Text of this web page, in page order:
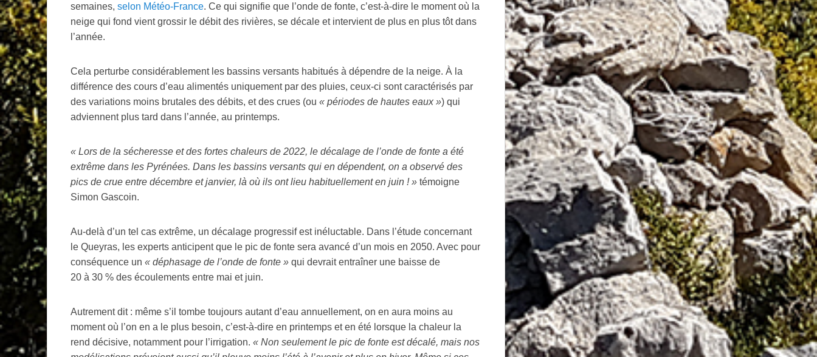
semaines, selon Météo-France. Ce qui signifie que l’onde de fonte, c’est-à-dire le moment où la
neige qui fond vient grossir le débit des rivières, se décale et intervient de plus en plus tôt dans
l’année.
Cela perturbe considérablement les bassins versants habitués à dépendre de la neige. À la
différence des cours d’eau alimentés uniquement par des pluies, ceux-ci sont caractérisés par
des variations moins brutales des débits, et des crues (ou « périodes de hautes eaux ») qui
adviennent plus tard dans l’année, au printemps.
« Lors de la sécheresse et des fortes chaleurs de 2022, le décalage de l’onde de fonte a été
extrême dans les Pyrénées. Dans les bassins versants qui en dépendent, on a observé des
pics de crue entre décembre et janvier, là où ils ont lieu habituellement en juin ! » témoigne
Simon Gascoin.
Au-delà d’un tel cas extrême, un décalage progressif est inéluctable. Dans l’étude concernant
le Queyras, les experts anticipent que le pic de fonte sera avancé d’un mois en 2050. Avec pour
conséquence un « déphasage de l’onde de fonte » qui devrait entraîner une baisse de
20 à 30 % des écoulements entre mai et juin.
Autrement dit : même s’il tombe toujours autant d’eau annuellement, on en aura moins au
moment où l’on en a le plus besoin, c’est-à-dire en printemps et en été lorsque la chaleur la
rend décisive, notamment pour l’irrigation. « Non seulement le pic de fonte est décalé, mais nos